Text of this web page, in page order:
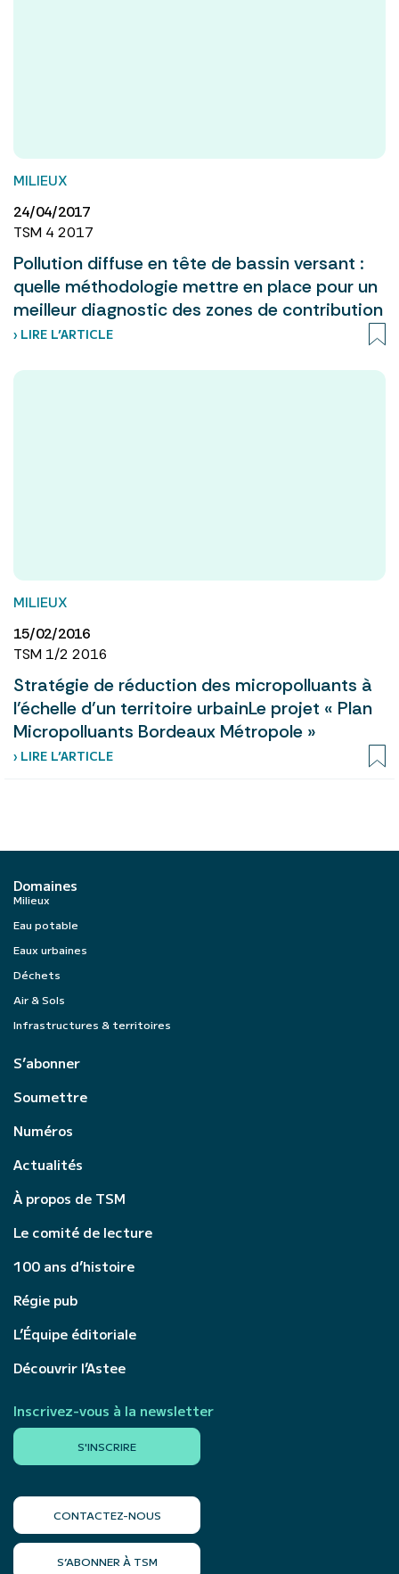
MILIEUX
24/04/2017
TSM 4 2017
Pollution diffuse en tête de bassin versant :
quelle méthodologie mettre en place pour un
meilleur diagnostic des zones de contribution
› LIRE L’ARTICLE
MILIEUX
15/02/2016
TSM 1/2 2016
Stratégie de réduction des micropolluants à
l’échelle d’un territoire urbainLe projet « Plan
Micropolluants Bordeaux Métropole »
› LIRE L’ARTICLE
Domaines
Milieux
Eau potable
Eaux urbaines
Déchets
Air & Sols
Infrastructures & territoires
S’abonner
Soumettre
Numéros
Actualités
À propos de TSM
Le comité de lecture
100 ans d’histoire
Régie pub
L’Équipe éditoriale
Découvrir l’Astee
Inscrivez-vous à la newsletter
S'INSCRIRE
CONTACTEZ-NOUS
S’ABONNER À TSM